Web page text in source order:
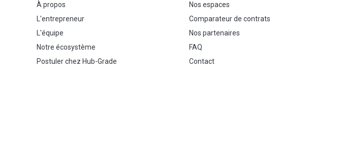
À propos
L'entrepreneur
L'équipe
Notre écosystème
Postuler chez Hub-Grade
Nos espaces
Comparateur de contrats
Nos partenaires
FAQ
Contact